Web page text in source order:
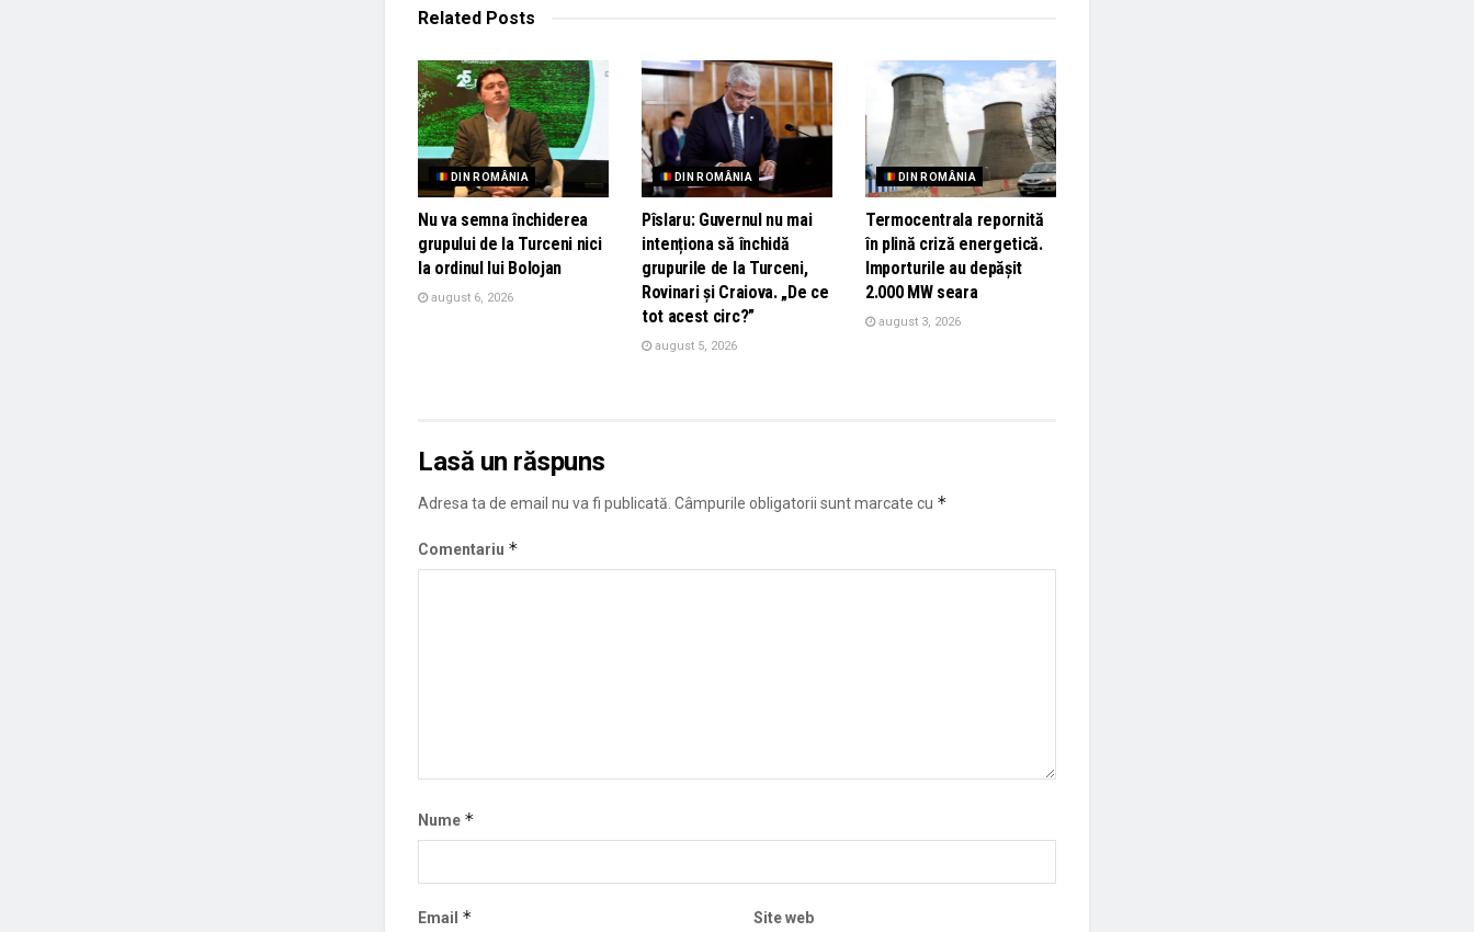
Related Posts
DIN ROMÂNIA
Nu va semna închiderea
grupului de la Turceni nici
la ordinul lui Bolojan
august 6, 2026
DIN ROMÂNIA
Pîslaru: Guvernul nu mai
intenționa să închidă
grupurile de la Turceni,
Rovinari și Craiova. „De ce
tot acest circ?”
august 5, 2026
DIN ROMÂNIA
Termocentrala repornită
în plină criză energetică.
Importurile au depășit
2.000 MW seara
august 3, 2026
Lasă un răspuns
Adresa ta de email nu va fi publicată. Câmpurile obligatorii sunt marcate cu *
Comentariu *
Nume *
Email * Site web